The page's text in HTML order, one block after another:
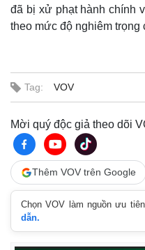
đã bị xử phạt hành chính
theo mức độ nghiêm trọng
Tag: VOV
Mời quý độc giả theo dõi
Thêm VOV trên Google
Chọn VOV làm nguồn ưu
dẫn.